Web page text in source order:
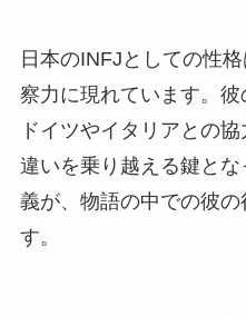
日本のINFJとしての性
察力に現れています。彼
ドイツやイタリアとの
違いを乗り越える鍵と
義が、物語の中での彼
す。